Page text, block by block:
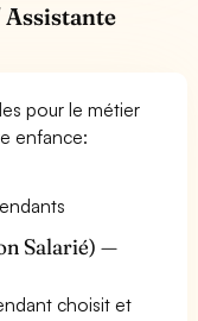
pour le métier
enfance:
Salarié) —
choisit et